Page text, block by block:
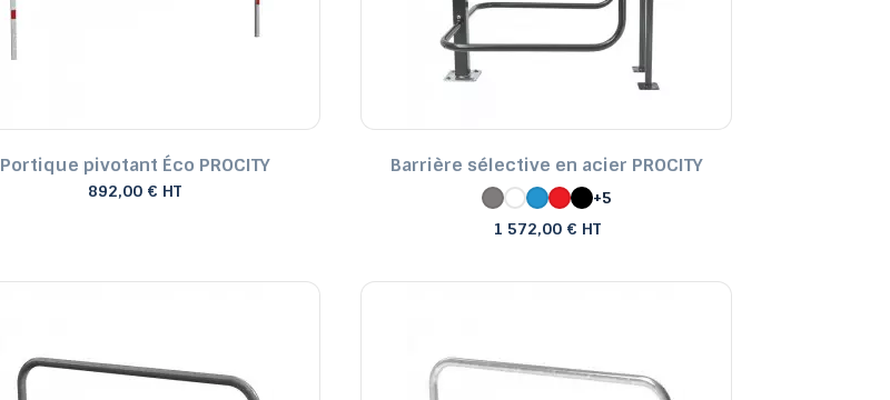
Portique pivotant Éco PROCITY
892,00 € HT
Barrière sélective en acier PROCITY
+5
1 572,00 € HT